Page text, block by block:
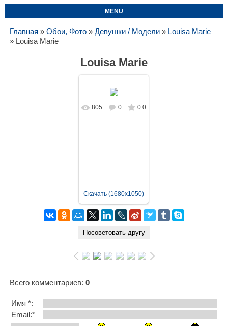
MENU
Главная » Обои, Фото» Девушки / Модели» Louisa Marie
» Louisa Marie
Louisa Marie
В реальном
805 0 0.0
Скачать (1680x1050)
Всего комментариев: 0
Имя *:
Email:*